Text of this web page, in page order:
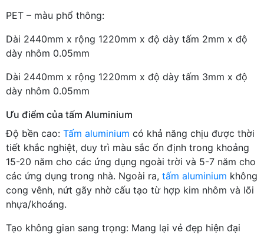
PET – màu phổ thông:
Dài 2440mm x rộng 1220mm x độ dày tấm 2mm x độ
dày nhôm 0.05mm
Dài 2440mm x rộng 1220mm x độ dày tấm 3mm x độ
dày nhôm 0.05mm
Ưu điểm của tấm Aluminium
Độ bền cao: Tấm aluminium có khả năng chịu được thời
tiết khắc nghiệt, duy trì màu sắc ổn định trong khoảng
15-20 năm cho các ứng dụng ngoài trời và 5-7 năm cho
các ứng dụng trong nhà. Ngoài ra, tấm aluminium không
cong vênh, nứt gãy nhờ cấu tạo từ hợp kim nhôm và lõi
nhựa/khoáng.
Tạo không gian sang trọng: Mang lại vẻ đẹp hiện đại